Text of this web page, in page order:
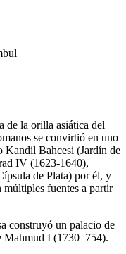
de la orilla asiática del
se convirtió en uno
Kandil Bahcesi (Jardín de
IV (1623-1640),
de Plata) por él, y
múltiples fuentes a partir
construyó un palacio de
Mahmud I (1730–754).